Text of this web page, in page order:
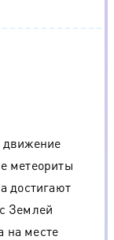
движение
метеориты
достигают
Землей
на месте